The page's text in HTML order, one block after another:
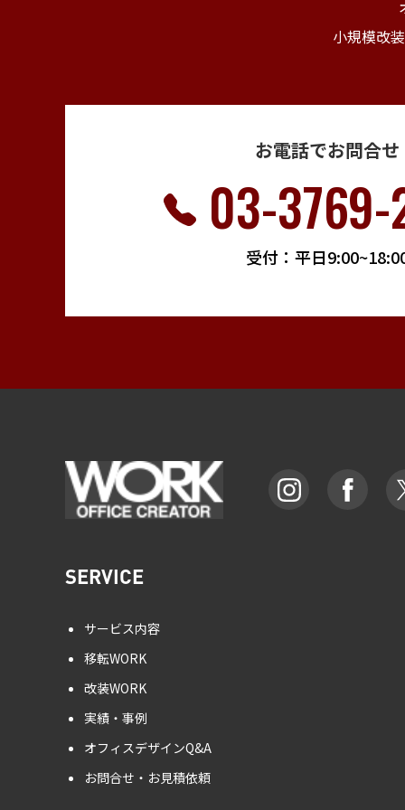
小規模改
お電話でお問合せ
03-
受付：平日
SERVICE
サービス内容
移転WORK
改装WORK
実績・事例
オフィスデザインQ&A
お問合せ・お見積依頼